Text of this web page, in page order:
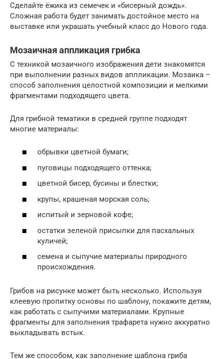
Сделайте ёжика из семечек и «бисерный дождь».
Сложная работа будет занимать достойное место на
выставке или украшать учебный класс до Нового года.
Мозаичная аппликация грибка
С техникой мозаичного изображения дети знакомятся
при выполнении разных видов аппликации. Мозаика –
способ заполнения целостной композиции и мелкими
фрагментами подходящего цвета.
Для грибной тематики в средней группе подходят
многие материалы:
обрывки цветной бумаги;
пуговицы подходящего оттенка;
цветной бисер, бусины и блестки;
крупы, крашеная морская соль;
испитый и зерновой кофе;
остатки зеленой присыпки для пасхальных
куличей;
семена и сыпучие материалы природного
происхождения.
Грибов на рисунке может быть несколько. Используя
клеевую пропитку основы по шаблону, покажите детям,
как работать с сыпучими материалами. Крупные
фрагменты для заполнения трафарета нужно аккуратно
выкладывать встык.
Тем же способом, как заполнение шаблона гриба